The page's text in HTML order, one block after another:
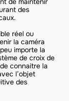
des
réel ou
la caméra
importe la
de croix de
connaitre la
l’objet
des